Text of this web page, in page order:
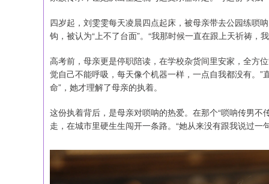
四岁起，刘雯雯每天凌晨四点起床，被母亲带去公园练唢
钩，被认为“上不了台面”。“我那时候一直在跟上天祈祷，
高考前，母亲更是停职陪读，在学校杂货间里安家，全方
觉自己不能呼吸，每天像个机器一样，一点自我都没有。
命”，她才理解了母亲的执着。
这份执着背后，是母亲对唢呐的热爱。在那个“唢呐传男
走，在城市里硬生生闯开一条路。“她从来没有跟我说过